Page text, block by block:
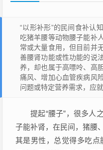
“以形补形”的民间食补认
吃猪羊腰等动物腰子能补
常或大量食用，但目前并
善腰肾功能或性功能的说
养，却也属于高嘌呤、高
痛风、增加心血管疾病风
问题或特定营养需求，应
提起“腰子”，很多人
子能补肾，在民间，猪腰
其是男性，总觉得多吃点